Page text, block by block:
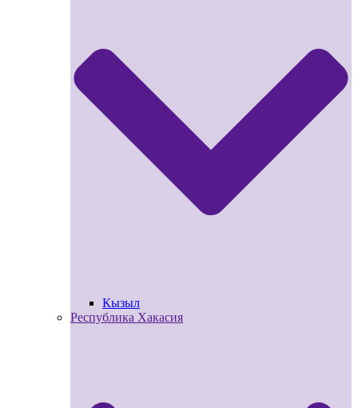
Кызыл
Республика Хакасия